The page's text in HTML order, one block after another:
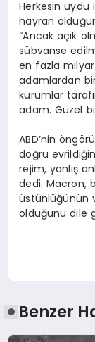
Herkesin
hayran
“Ancak açık
sübvanse
en fazla milyar
adamlardan
kurumlar
adam. Güzel
ABD’nin
doğru
rejim, yanlış
dedi. Macron,
üstünlüğünün
olduğunu dile
Benzer